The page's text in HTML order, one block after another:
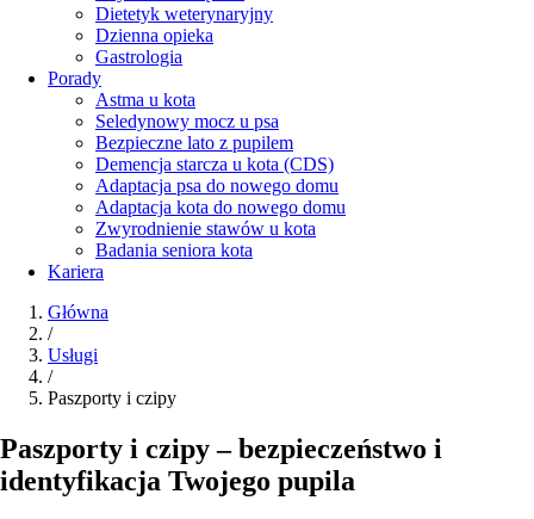
Dietetyk weterynaryjny
Dzienna opieka
Gastrologia
Porady
Astma u kota
Seledynowy mocz u psa
Bezpieczne lato z pupilem
Demencja starcza u kota (CDS)
Adaptacja psa do nowego domu
Adaptacja kota do nowego domu
Zwyrodnienie stawów u kota
Badania seniora kota
Kariera
Główna
/
Usługi
/
Paszporty i czipy
Paszporty i czipy – bezpieczeństwo i
identyfikacja Twojego pupila